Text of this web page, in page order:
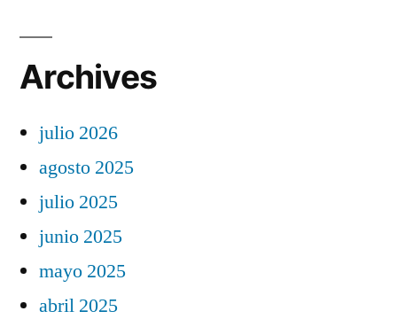
Archives
julio 2026
agosto 2025
julio 2025
junio 2025
mayo 2025
abril 2025